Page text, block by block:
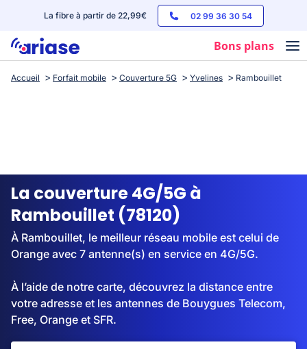
La fibre à partir de 22,99€ 02 99 36 30 54
Bons plans
Box internet
Streaming
Accueil Forfait mobile Couverture 5G Yvelines Rambouillet
La couverture 4G/5G à
Rambouillet (78120)
À Rambouillet, le meilleur réseau mobile est celui de
Orange avec 7 antenne(s) en service en 4G/5G.
À l’aide de notre carte, découvrez la distance entre
votre adresse et les antennes de Bouygues Telecom,
Free, Orange et SFR.